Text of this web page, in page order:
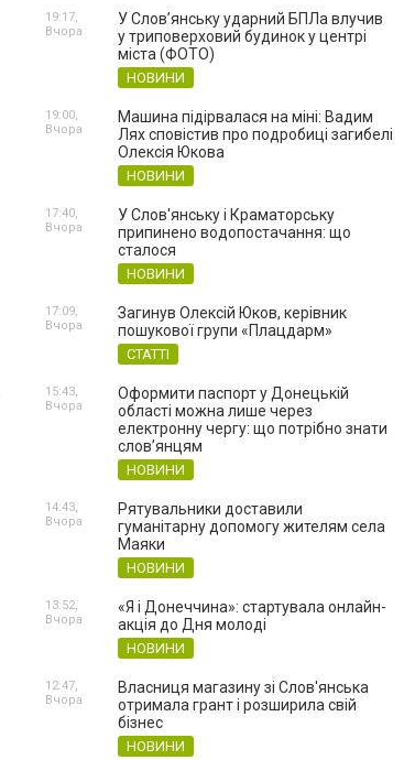
У Слов’янську ударний БПЛа влучив
у триповерховий будинок у центрі
міста (ФОТО)
НОВИНИ
19:17,
Вчора
Машина підірвалася на міні: Вадим
Лях сповістив про подробиці загибелі
Олексія Юкова
НОВИНИ
19:00,
Вчора
У Слов'янську і Краматорську
припинено водопостачання: що
сталося
НОВИНИ
17:40,
Вчора
Загинув Олексій Юков, керівник
пошукової групи «Плацдарм»
СТАТТІ
17:09,
Вчора
Оформити паспорт у Донецькій
області можна лише через
електронну чергу: що потрібно знати
слов’янцям
НОВИНИ
15:43,
Вчора
Рятувальники доставили
гуманітарну допомогу жителям села
Маяки
НОВИНИ
14:43,
Вчора
«Я і Донеччина»: стартувала онлайн-
акція до Дня молоді
НОВИНИ
13:52,
Вчора
Власниця магазину зі Слов'янська
отримала грант і розширила свій
бізнес
НОВИНИ
12:47,
Вчора